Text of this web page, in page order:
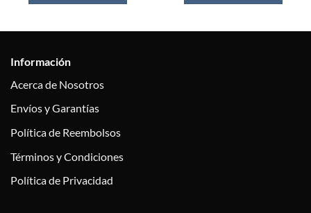
Información
Acerca de Nosotros
Envíos y Garantías
Política de Reembolsos
Términos y Condiciones
Política de Privacidad